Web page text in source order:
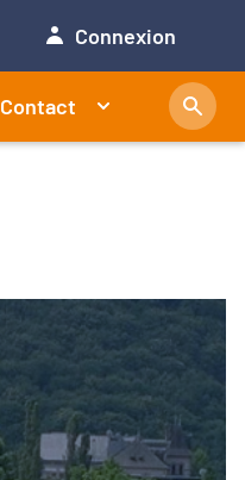
Connexion
Contact